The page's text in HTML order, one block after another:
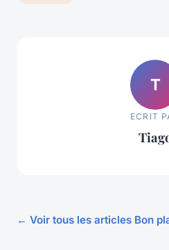
T
ECRIT
← Voir tous les articles Bon